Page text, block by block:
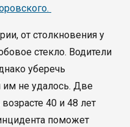
от столкновения у
стекло. Водители
уберечь
не удалось. Две
40 и 48 лет
поможет